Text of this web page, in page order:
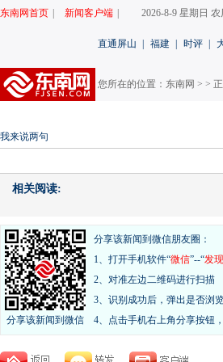
东南网首页 新闻客户端 2026-8-9 星期日
直通屏山 福建 时评
您所在的位置： 东南网 > >
我来说两句
相关阅读:
分享该新闻到微信
分享该新闻到微信朋友圈：
1、打开手机软件“微信”--“发现
2、对准左边二维码进行扫描
3、识别成功后，弹出是否浏
4、点击手机右上角分享按钮